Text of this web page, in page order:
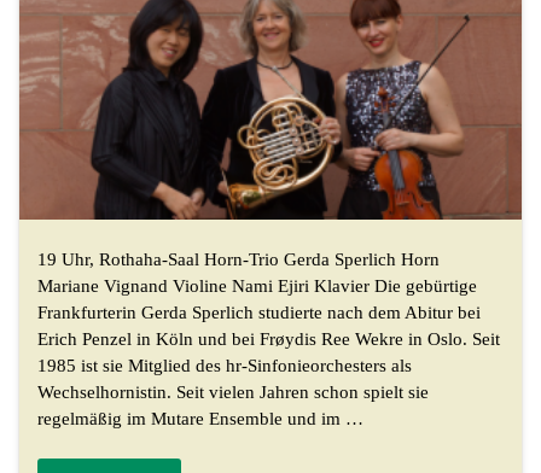
19 Uhr, Rothaha-Saal Horn-Trio Gerda Sperlich Horn
Mariane Vignand Violine Nami Ejiri Klavier Die gebürtige
Frankfurterin Gerda Sperlich studierte nach dem Abitur bei
Erich Penzel in Köln und bei Frøydis Ree Wekre in Oslo. Seit
1985 ist sie Mitglied des hr-Sinfonieorchesters als
Wechselhornistin. Seit vielen Jahren schon spielt sie
regelmäßig im Mutare Ensemble und im …